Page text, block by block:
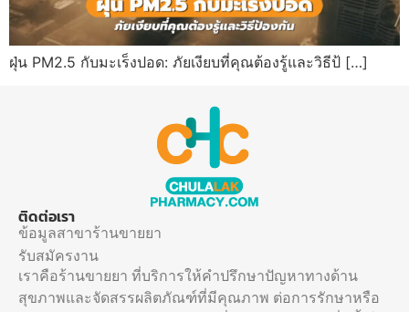
ฝุ่น PM2.5 กับมะเร็งปอด: ภัยเงียบที่คุณต้องรู้และวิธีป้ […]
ติดต่อเรา
ข้อมูลสาขาร้านขายยา
รับสมัครงาน
เราคือร้านขายยา ที่บริการให้คำปรึกษาปัญหาทางด้าน
สุขภาพและจัดสรรผลิตภัณฑ์ที่มีคุณภาพ ต่อการรักษาหรือ